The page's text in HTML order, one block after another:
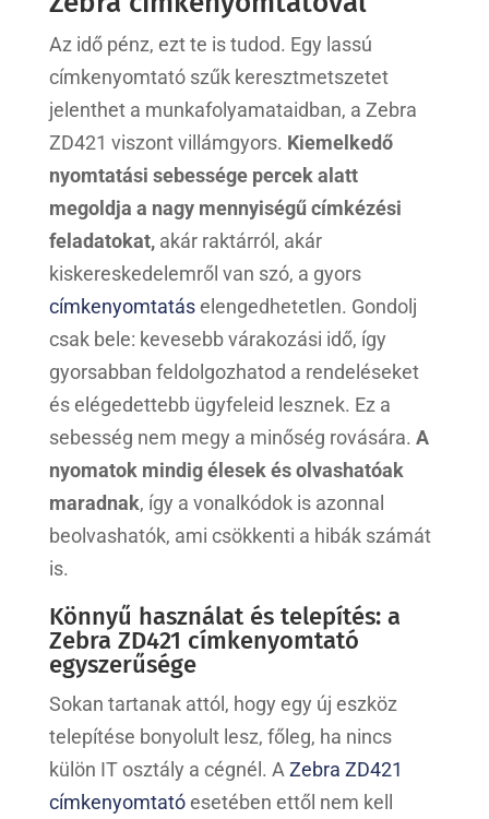
Az idő pénz, ezt te is tudod. Egy lassú
címkenyomtató szűk keresztmetszetet
jelenthet a munkafolyamataidban, a Zebra
ZD421 viszont villámgyors. Kiemelkedő
nyomtatási sebessége percek alatt
megoldja a nagy mennyiségű címkézési
feladatokat,akár raktárról, akár
kiskereskedelemről van szó, a gyors
címkenyomtatáselengedhetetlen. Gondolj
csak bele: kevesebb várakozási idő, így
gyorsabban feldolgozhatod a rendeléseket
és elégedettebb ügyfeleid lesznek. Ez a
sebesség nem megy a minőség rovására. A
nyomatok mindig élesek és olvashatóak
maradnak, így a vonalkódok is azonnal
beolvashatók, ami csökkenti a hibák számát
is.
Könnyű használat és telepítés: a
Zebra ZD421 címkenyomtató
egyszerűsége
Sokan tartanak attól, hogy egy új eszköz
telepítése bonyolult lesz, főleg, ha nincs
külön IT osztály a cégnél. A Zebra ZD421
címkenyomtatóesetében ettől nem kell